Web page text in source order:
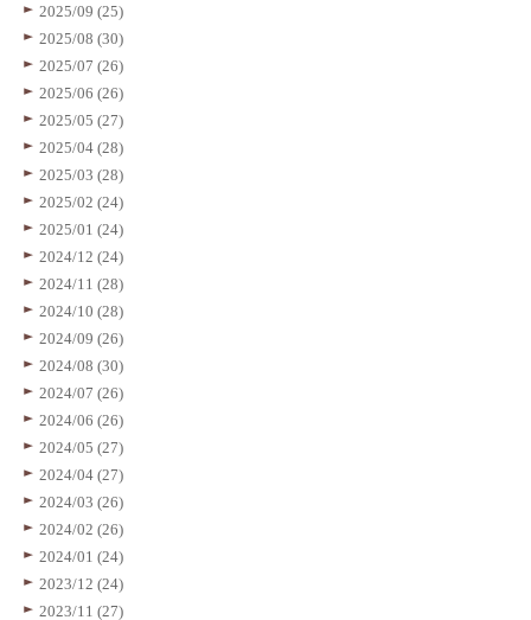
2025/09 (25)
2025/08 (30)
2025/07 (26)
2025/06 (26)
2025/05 (27)
2025/04 (28)
2025/03 (28)
2025/02 (24)
2025/01 (24)
2024/12 (24)
2024/11 (28)
2024/10 (28)
2024/09 (26)
2024/08 (30)
2024/07 (26)
2024/06 (26)
2024/05 (27)
2024/04 (27)
2024/03 (26)
2024/02 (26)
2024/01 (24)
2023/12 (24)
2023/11 (27)